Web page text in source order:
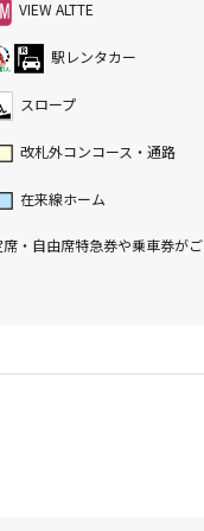
VIEW ALTTE
駅レンタカー
スロープ
改札外コンコース・通路
在来線ホーム
・自由席特急券や乗車券がご